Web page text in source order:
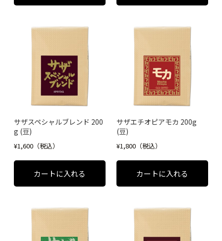
サザスペシャルブレンド 200
g (豆)
¥1,600（税込）
サザエチオピアモカ 200g
(豆)
¥1,800（税込）